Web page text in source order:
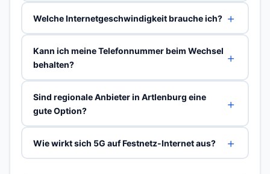
Welche Internetgeschwindigkeit brauche ich?
Kann ich meine Telefonnummer beim Wechsel
behalten?
Sind regionale Anbieter in Artlenburg eine
gute Option?
Wie wirkt sich 5G auf Festnetz-Internet aus?